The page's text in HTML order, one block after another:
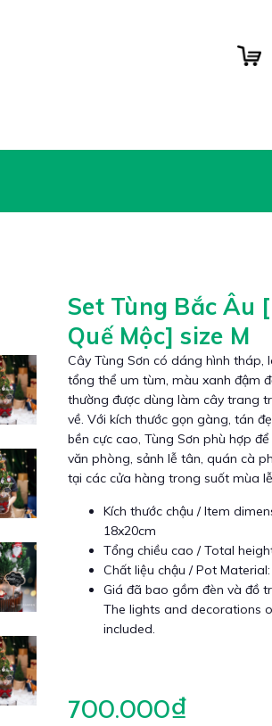
Set Tùng Bắc Âu
Quế Mộc] size M
Cây Tùng Sơn có dáng hình tháp,
tổng thể um tùm, màu xanh đậm
thường được dùng làm cây trang
về. Với kích thước gọn gàng, tán
bền cực cao, Tùng Sơn phù hợp
văn phòng, sảnh lễ tân, quán cà
tại các cửa hàng trong suốt mùa
Kích thước chậu / Item
18x20cm
Tổng chiều cao / Total
Chất liệu chậu / Pot
Giá đã bao gồm đèn và đồ
The lights and decorations
included.
700.000₫